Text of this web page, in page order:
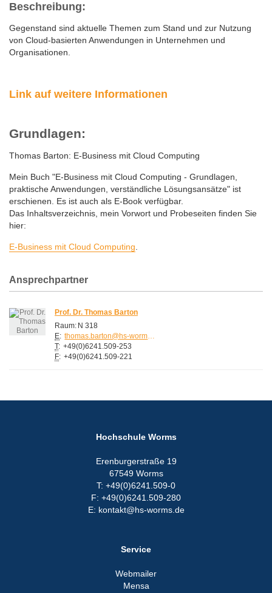
Beschreibung:
Gegenstand sind aktuelle Themen zum Stand und zur Nutzung
von Cloud-basierten Anwendungen in Unternehmen und
Organisationen.
Link auf weitere Informationen
Grundlagen:
Thomas Barton: E-Business mit Cloud Computing
Mein Buch "E-Business mit Cloud Computing - Grundlagen,
praktische Anwendungen, verständliche Lösungsansätze" ist
erschienen. Es ist auch als E-Book verfügbar.
Das Inhaltsverzeichnis, mein Vorwort und Probeseiten finden Sie
hier:
E-Business mit Cloud Computing
Ansprechpartner
Prof. Dr. Thomas Barton
Raum: N 318
E:
thomas.barton@hs-worms.de
T: +49(0)6241.509-253
F: +49(0)6241.509-221
Hochschule Worms
Erenburgerstraße 19
67549 Worms
T: +49(0)6241.509-0
F: +49(0)6241.509-280
E: kontakt@hs-worms.de
Service
Webmailer
Mensa